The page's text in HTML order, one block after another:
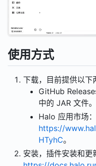
使用方式
下载，目前提供以下
GitHub
中的 JAR 文件。
Halo 应用市场：
https://
HTyhC。
安装，插件安装和更